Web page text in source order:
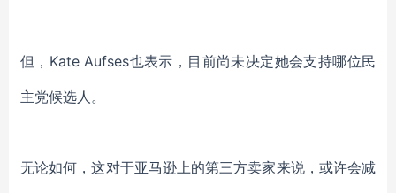
但，Kate Aufses也表示，目前尚未决定她会支持哪位民
主党候选人。
无论如何，这对于亚马逊上的第三方卖家来说，或许会减